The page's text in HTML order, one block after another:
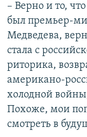
– Верно и то,
был премьер-
Медведева,
стала с
риторика,
американо-
холодной
Похоже, мои
смотреть в